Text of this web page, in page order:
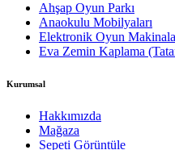
Ahşap Oyun Parkı
Anaokulu Mobilyaları
Elektronik Oyun
Eva Zemin Kaplama
Kurumsal
Hakkımızda
Mağaza
Sepeti Görüntüle